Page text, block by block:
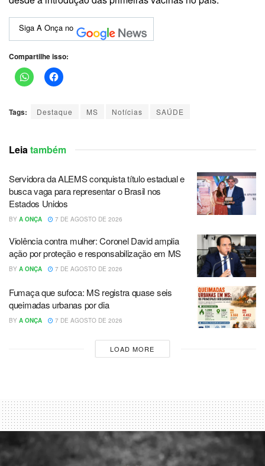
Siga A Onça no
Compartilhe isso:
Tags: Destaque MS Notícias SAÚDE
Leiatambém
Servidora da ALEMS conquista título estadual e
busca vaga para representar o Brasil nos
Estados Unidos
BY A ONÇA 7 DE AGOSTO DE 2026
Violência contra mulher: Coronel David amplia
ação por proteção e responsabilização em MS
BY A ONÇA 7 DE AGOSTO DE 2026
Fumaça que sufoca: MS registra quase seis
queimadas urbanas por dia
BY A ONÇA 7 DE AGOSTO DE 2026
LOAD MORE